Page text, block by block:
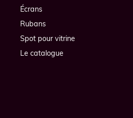
Écrans
Rubans
Spot pour vitrine
Le catalogue